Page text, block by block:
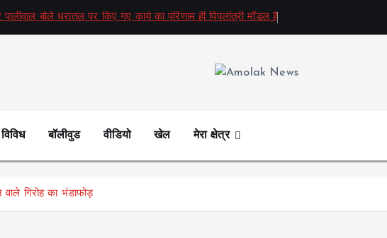
बोले धरातल पर किए गए कार्य का परिणाम ही पिपलांत्री मॉडल है
विविध बॉलीवुड वीडियो खेल मेरा क्षेत्र
गिरोह का भंडाफोड़